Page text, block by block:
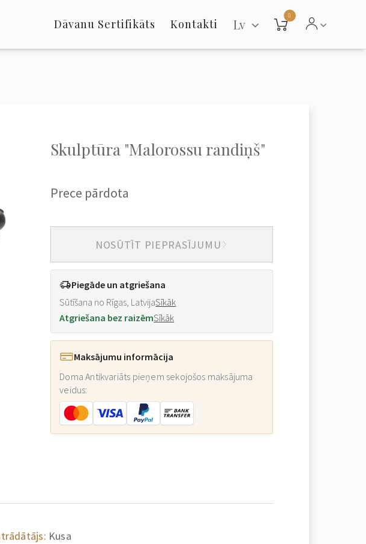
Dāvanu Sertifikāts Kontakti Lv
0
Skulptūra "Malorossu randiņš"
Prece pārdota
NOSŪTĪT PIEPRASĪJUMU
Piegāde un atgriešana
Sūtīšana no Rīgas, LatvijaSīkāk
Atgriešana bez raizēmSīkāk
Maksājumu informācija
Doma Antikvariāts pieņem sekojošos maksājuma
veidus:
Kusa